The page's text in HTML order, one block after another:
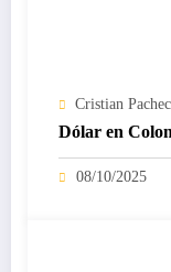
Cristian
Dólar en
08/10/2025